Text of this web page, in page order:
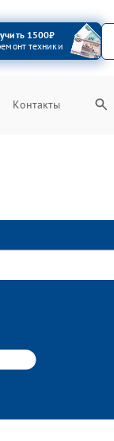
1500₽
техники
Контакты